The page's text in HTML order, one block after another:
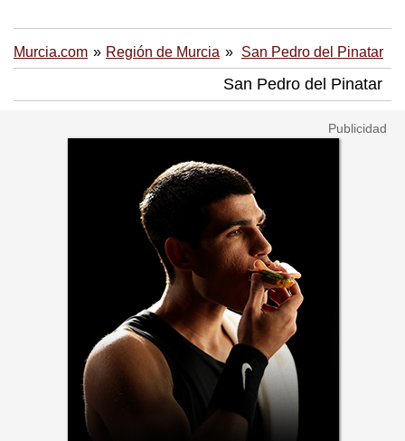
Murcia.com Región de Murcia San Pedro del Pinatar
San Pedro del Pinatar